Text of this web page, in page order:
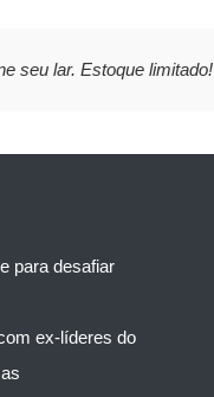
seu lar. Estoque limitado!
para desafiar
ex-líderes do